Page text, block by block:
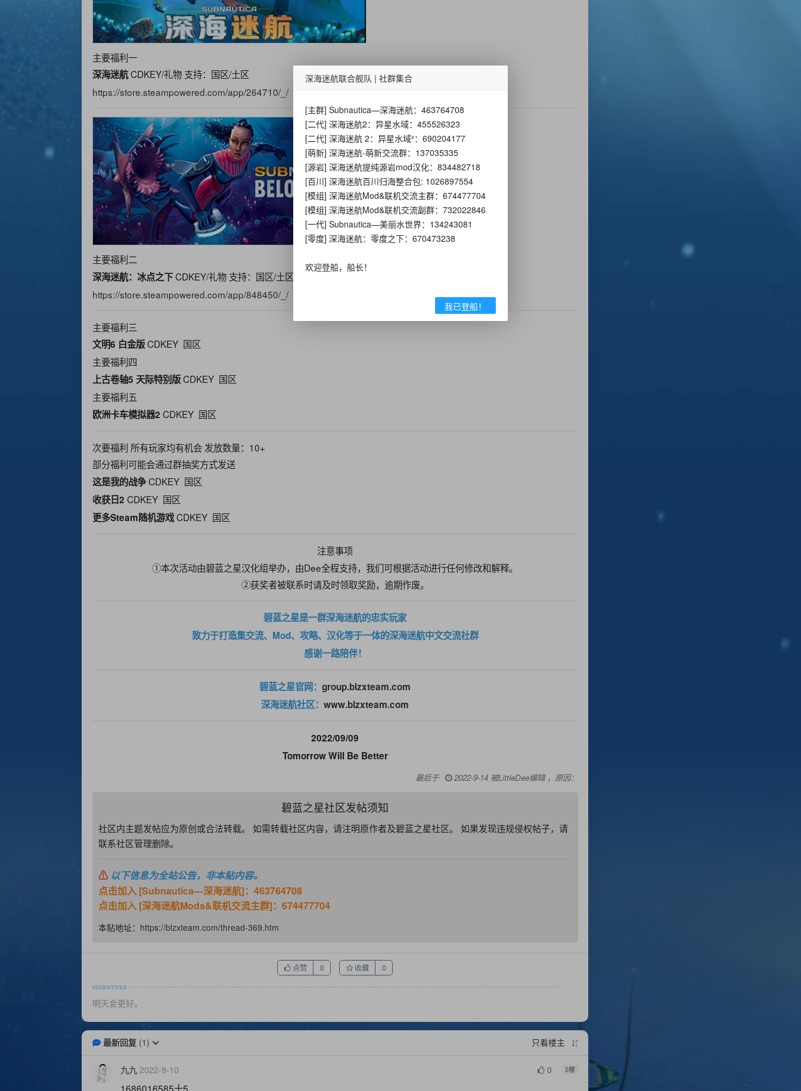
主要福利一
深海迷航CDKEY/礼物 支持：国区/土区
https://store.steampowered.com/app/264710/_/
主要福利二
深海迷航：冰点之下CDKEY/礼物 支持：国区/土区
https://store.steampowered.com/app/848450/_/
主要福利三
文明6 白金版CDKEY 国区
主要福利四
上古卷轴5 天际特别版CDKEY 国区
主要福利五
欧洲卡车模拟器2 CDKEY 国区
次要福利 所有玩家均有机会 发放数量：10+
部分福利可能会通过群抽奖方式发送
这是我的战争CDKEY 国区
收获日2 CDKEY 国区
更多Steam随机游戏CDKEY 国区
注意事项
①本次活动由碧蓝之星汉化组举办，由Dee全程支持，我们可根据活动进行任何修改和解释。
②获奖者被联系时请及时领取奖励，逾期作废。
碧蓝之星是一群深海迷航的忠实玩家
致力于打造集交流、Mod、攻略、汉化等于一体的深海迷航中文交流社群
感谢一路陪伴！
碧蓝之星官网： group.blzxteam.com
深海迷航社区： www.blzxteam.com
2022/09/09
Tomorrow Will Be Better
最后于 2022-9-14 被LittleDee编辑 ，原因：
碧蓝之星社区发帖须知
社区内主题发帖应为原创或合法转载。 如需转载社区内容，请注明原作者及碧蓝之星社区。 如果发现违规侵权帖子，请
联系社区管理删除。
⚠ 以下信息为全站公告，非本贴内容。
点击加入 [Subnautica—深海迷航]：463764708
点击加入 [深海迷航Mods&联机交流主群]：674477704
本贴地址： https://blzxteam.com/thread-369.htm
点赞 0 收藏 0
明天会更好。
最新回复(1) 只看楼主
九九 2022-9-10 0 2楼
1686016585十5
深海迷航联合舰队 | 社群集合
[主群] Subnautica—深海迷航：463764708
[二代] 深海迷航2：异星水域：455526323
[二代] 深海迷航 2：异星水域²：690204177
[萌新] 深海迷航-萌新交流群：137035335
[源岩] 深海迷航提纯源岩mod汉化：834482718
[百川] 深海迷航百川归海整合包: 1026897554
[模组] 深海迷航Mod&联机交流主群：674477704
[模组] 深海迷航Mod&联机交流副群：732022846
[一代] Subnautica—美丽水世界：134243081
[零度] 深海迷航：零度之下：670473238
欢迎登船，船长！
我已登船！